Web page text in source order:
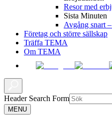
Resor med
Sista Minuten
Avgång snart
Företag och större sällskap
Träffa TEMA
Om TEMA
Header Search Form
MENU